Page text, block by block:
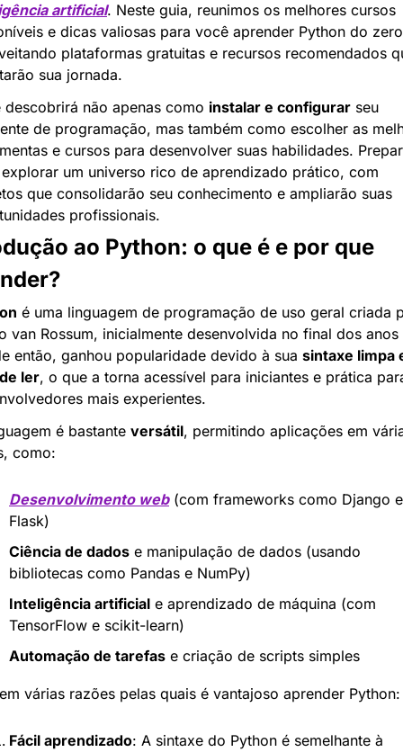
artificial. Neste guia, reunimos os melhores cursos
e dicas valiosas para você aprender Python do
plataformas gratuitas e recursos recomendados
sua jornada.
descobrirá não apenas como instalar e configurar seu
de programação, mas também como escolher as
e cursos para desenvolver suas habilidades.
um universo rico de aprendizado prático, com
que consolidarão seu conhecimento e ampliarão suas
profissionais.
ao Python: o que é e por que
é uma linguagem de programação de uso geral criada
van Rossum, inicialmente desenvolvida no final dos
então, ganhou popularidade devido à sua sintaxe limpa
ler, o que a torna acessível para iniciantes e prática
mais experientes.
é bastante versátil, permitindo aplicações em
como:
Desenvolvimento web (com frameworks como Django e
Flask)
Ciência de dados e manipulação de dados (usando
bibliotecas como Pandas e NumPy)
Inteligência artificial e aprendizado de máquina (com
TensorFlow e scikit-learn)
Automação de tarefas e criação de scripts simples
várias razões pelas quais é vantajoso aprender Python:
Fácil aprendizado: A sintaxe do Python é semelhante à